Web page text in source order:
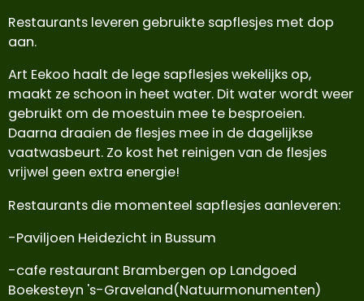
Restaurants leveren gebruikte sapflesjes met dop
aan.
Art Eekoo haalt de lege sapflesjes wekelijks op,
maakt ze schoon in heet water. Dit water wordt weer
gebruikt om de moestuin mee te besproeien.
Daarna draaien de flesjes mee in de dagelijkse
vaatwasbeurt. Zo kost het reinigen van de flesjes
vrijwel geen extra energie!
Restaurants die momenteel sapflesjes aanleveren:
-Paviljoen Heidezicht in Bussum
-cafe restaurant Brambergen op Landgoed
Boekesteyn 's-Graveland(Natuurmonumenten)